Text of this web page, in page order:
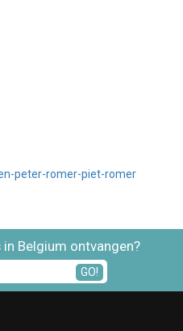
peter-romer-piet-romer
Belgium ontvangen?
GO!